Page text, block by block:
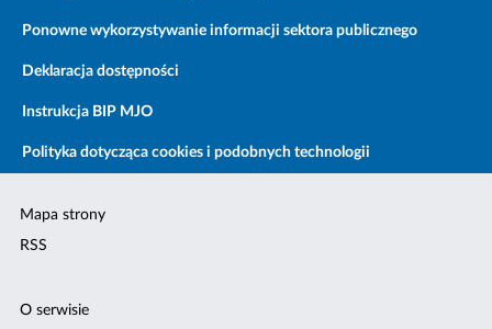
Ponowne wykorzystywanie informacji sektora publicznego
Deklaracja dostępności
Instrukcja BIP MJO
Polityka dotycząca cookies i podobnych technologii
Mapa strony
RSS
O serwisie